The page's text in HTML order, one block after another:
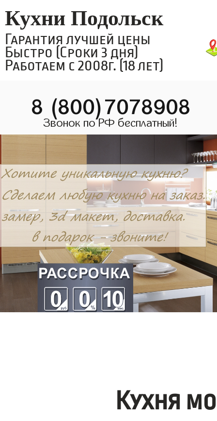
Кухни Подольск
Гарантия лучшей цены
Быстро (Сроки 3 дня)
Работаем с 2008г. (18 лет)
8 (800)7078908
Звонок по РФ бесплатный!
Кухня